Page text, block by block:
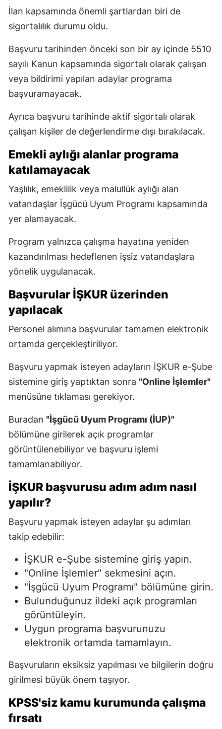
İlan kapsamında önemli şartlardan biri de
sigortalılık durumu oldu.
Başvuru tarihinden önceki son bir ay içinde 5510
sayılı Kanun kapsamında sigortalı olarak çalışan
veya bildirimi yapılan adaylar programa
başvuramayacak.
Ayrıca başvuru tarihinde aktif sigortalı olarak
çalışan kişiler de değerlendirme dışı bırakılacak.
Emekli aylığı alanlar programa
katılamayacak
Yaşlılık, emeklilik veya malullük aylığı alan
vatandaşlar İşgücü Uyum Programı kapsamında
yer alamayacak.
Program yalnızca çalışma hayatına yeniden
kazandırılması hedeflenen işsiz vatandaşlara
yönelik uygulanacak.
Başvurular İŞKUR üzerinden
yapılacak
Personel alımına başvurular tamamen elektronik
ortamda gerçekleştiriliyor.
Başvuru yapmak isteyen adayların İŞKUR e-Şube
sistemine giriş yaptıktan sonra "Online İşlemler"
menüsüne tıklaması gerekiyor.
Buradan "İşgücü Uyum Programı (İUP)"
bölümüne girilerek açık programlar
görüntülenebiliyor ve başvuru işlemi
tamamlanabiliyor.
İŞKUR başvurusu adım adım nasıl
yapılır?
Başvuru yapmak isteyen adaylar şu adımları
takip edebilir:
İŞKUR e-Şube sistemine giriş yapın.
"Online İşlemler" sekmesini açın.
"İşgücü Uyum Programı" bölümüne girin.
Bulunduğunuz ildeki açık programları
görüntüleyin.
Uygun programa başvurunuzu
elektronik ortamda tamamlayın.
Başvuruların eksiksiz yapılması ve bilgilerin doğru
girilmesi büyük önem taşıyor.
KPSS'siz kamu kurumunda çalışma
fırsatı